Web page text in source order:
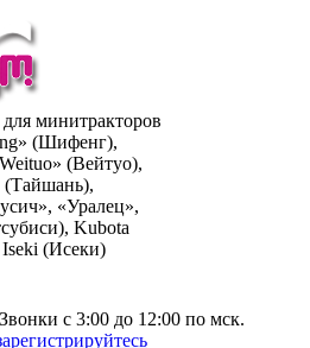
минитракторов
(Шифенг),
(Вейтуо),
(Тайшань),
«Уралец»,
Kubota
(Исеки)
Звонки с 3:00 до 12:00 по мск.